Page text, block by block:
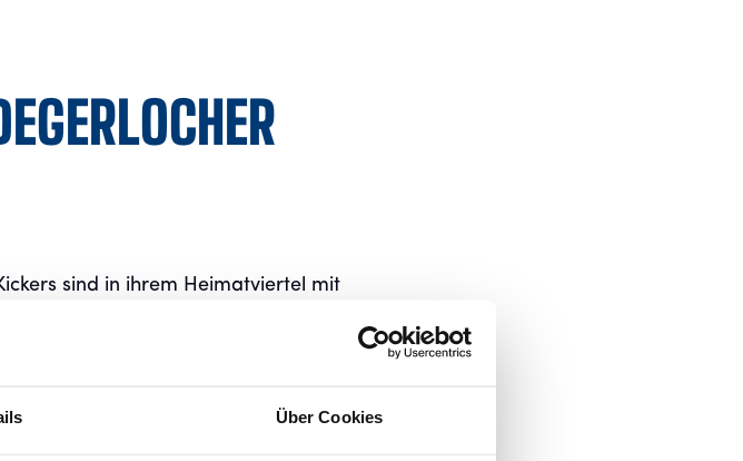
Über Cookies
sind in ihrem Heimatviertel mit
rund um den Agnes-Kneher-Platz
die Young Boys Reutlingen am 04.
beim Degerlocher Sommer